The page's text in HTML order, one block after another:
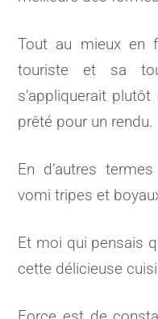
Tout au mieux en
touriste et sa
s’appliquerait plutôt
prêté pour un rendu.
En d’autres
vomi tripes et
Et moi qui pensais
cette délicieuse